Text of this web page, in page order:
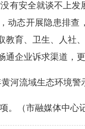
有安全就谈不上
动态开展隐患排
教育、卫生、人社
通企业诉求渠道，
流域生态环境警
（市融媒体中心